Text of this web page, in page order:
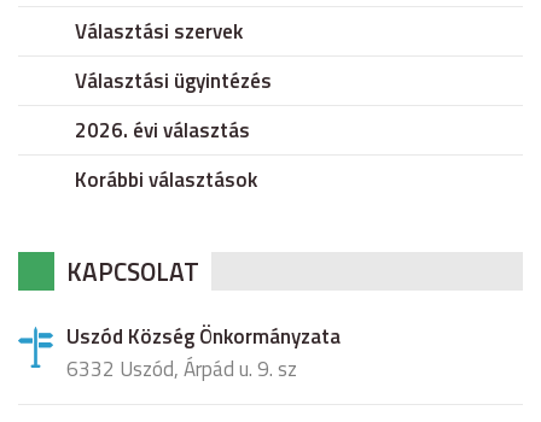
Választási szervek
Választási ügyintézés
2026. évi választás
Korábbi választások
KAPCSOLAT
Uszód Község Önkormányzata
6332 Uszód, Árpád u. 9. sz